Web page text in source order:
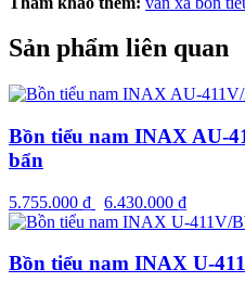
Sản phẩm liên quan
Bồn tiểu nam INAX AU-
bẩn
5.755.000 ₫ 6.430.000 ₫
Bồn tiểu nam INAX U-